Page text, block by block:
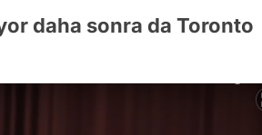
daha sonra da Toronto